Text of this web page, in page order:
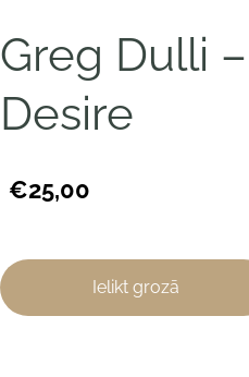
Greg Dulli
Desire
€25,00
Ielikt grozā